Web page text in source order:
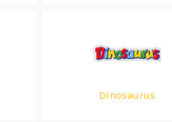
Dinosaurus